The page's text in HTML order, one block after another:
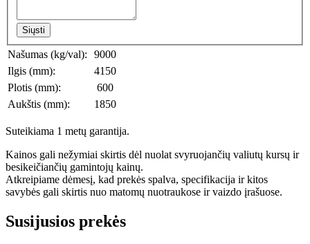
Siųsti
Našumas (kg/val):
9000
Ilgis (mm):
4150
Plotis (mm):
600
Aukštis (mm):
1850
Suteikiama 1 metų garantija.
Kainos gali nežymiai skirtis dėl nuolat svyruojančių valiutų kursų ir
besikeičiančių gamintojų kainų.
Atkreipiame dėmesį, kad prekės spalva, specifikacija ir kitos
savybės gali skirtis nuo matomų nuotraukose ir vaizdo įrašuose.
Susijusios prekės